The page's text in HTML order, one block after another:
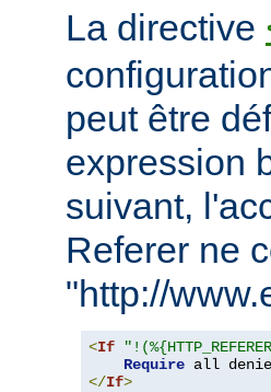
La directive
peut être
expression
suivant,
Referer ne
"http://
<If
Require
</If>